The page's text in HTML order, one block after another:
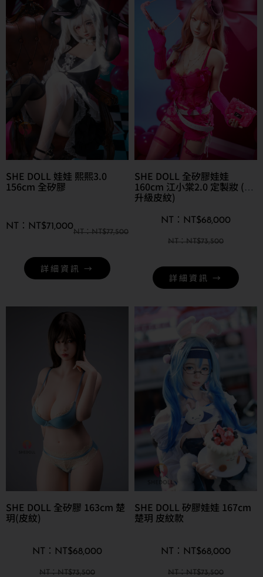
SHE DOLL 娃娃 熙熙3.0
156cm 全矽膠
NT$77,500
NT$71,000
詳細資訊 →
SHE DOLL 全矽膠娃娃
160cm 江小棠2.0 定製妝 (可
升級皮紋)
NT$73,500
NT$68,000
詳細資訊 →
SHE DOLL 全矽膠 163cm 楚
玥(皮紋)
NT$73,500
NT$68,000
SHE DOLL 矽膠娃娃 167cm
楚玥 皮紋款
NT$73,500
NT$68,000